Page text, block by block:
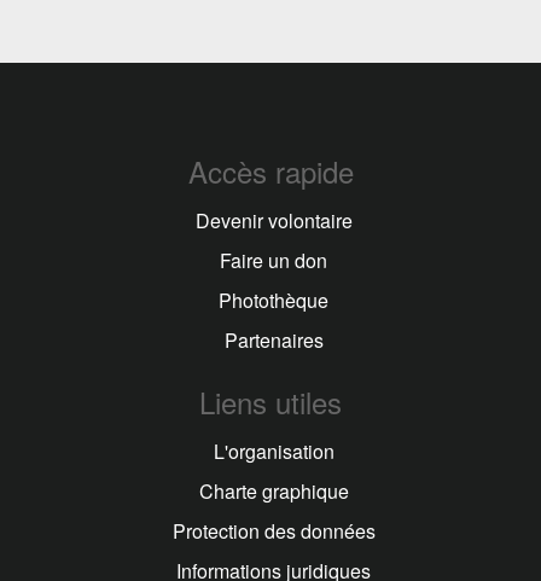
Accès rapide
Devenir volontaire
Faire un don
Photothèque
Partenaires
Liens utiles
L'organisation
Charte graphique
Protection des données
Informations juridiques